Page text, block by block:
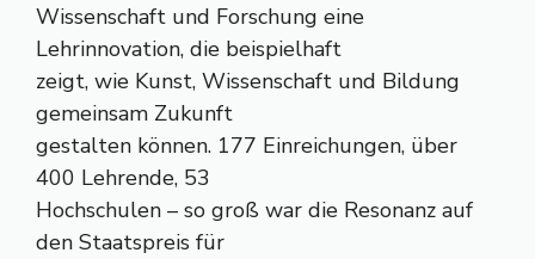
Wissenschaft und Forschung eine
Lehrinnovation, die beispielhaft
zeigt, wie Kunst, Wissenschaft und Bildung
gemeinsam Zukunft
gestalten können. 177 Einreichungen, über
400 Lehrende, 53
Hochschulen – so groß war die Resonanz auf
den Staatspreis für